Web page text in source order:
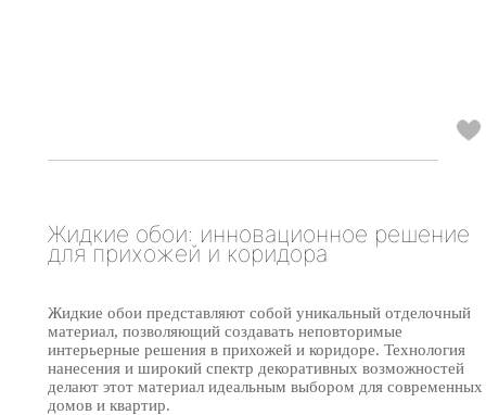
Жидкие обои: инновационное решение
для прихожей и коридора
Жидкие обои представляют собой уникальный отделочный
материал, позволяющий создавать неповторимые
интерьерные решения в прихожей и коридоре. Технология
нанесения и широкий спектр декоративных возможностей
делают этот материал идеальным выбором для современных
домов и квартир.